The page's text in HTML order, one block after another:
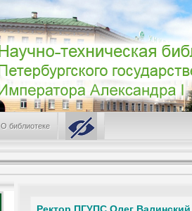
О библиотеке